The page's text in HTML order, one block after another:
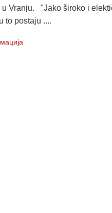
u Vranju. "Jako široko i
to postaju ....